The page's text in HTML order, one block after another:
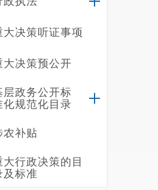
大决策听证事项
大决策预公开
层政务公开标
化规范化目录
农补贴
大行政决策的目
及标准